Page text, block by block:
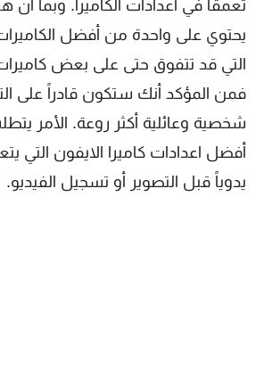
تعمقاً في اعدادات الكاميرا. وبما أن
يحتوي على واحدة من أفضل
التي قد تتفوق حتى على بعض كاميرات
فمن المؤكد أنك ستكون قادراً على
شخصية وعائلية أكثر روعة. الأمر
أفضل اعدادات كاميرا الايفون التي
يدوياً قبل التصوير أو تسجيل الفيديو.